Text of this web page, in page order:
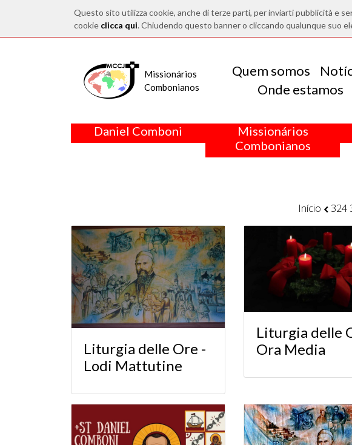
Questo sito utilizza cookie, anche di terze parti, per inviarti pubblicità e
cookie clicca qui. Chiudendo questo banner o cliccando qualunque suo
Missionários
Combonianos
Quem somos
Onde estamos
Daniel Comboni
Missionários
Combonianos
Início 324
Liturgia delle Ore -
Lodi Mattutine
Liturgia delle
Ora Media